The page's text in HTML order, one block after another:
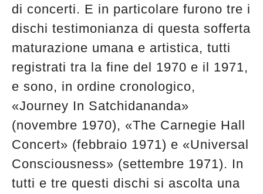
di concerti. E in particolare furono tre i
dischi testimonianza di questa sofferta
maturazione umana e artistica, tutti
registrati tra la fine del 1970 e il 1971,
e sono, in ordine cronologico,
«Journey In Satchidananda»
(novembre 1970), «The Carnegie Hall
Concert» (febbraio 1971) e «Universal
Consciousness» (settembre 1971). In
tutti e tre questi dischi si ascolta una